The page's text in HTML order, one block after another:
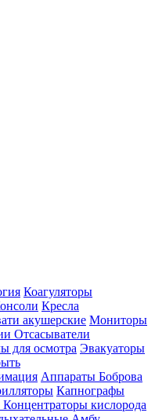
Коагуляторы
Кресла
акушерские Мониторы
Отсасыватели
для осмотра Эвакуаторы
Аппараты Боброва
Капнографы
Концентраторы кислорода